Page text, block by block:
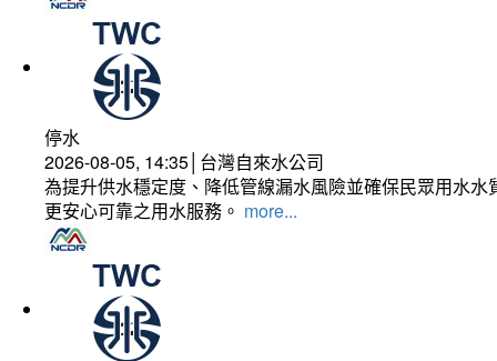
停水
2026-08-05, 14:35│台灣自來水公司
為提升供水穩定度、降低管線漏水風險並確保民眾用水
更安心可靠之用水服務。 more...